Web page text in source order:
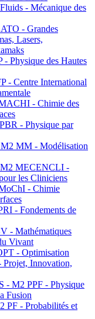
- Mécanique des
- Grandes
Lasers,
Physique des Hautes
- Centre International
- Chimie des
- Physique par
MM - Modélisation
MECENCLI -
les Cliniciens
- Chimie
- Fondements de
- Mathématiques
Vivant
- Optimisation
Innovation,
- M2 PPF - Physique
Fusion
PF - Probabilités et